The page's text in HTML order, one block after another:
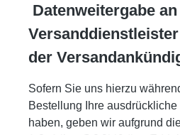
Datenweitergabe an
der
Sofern Sie uns hierzu
Bestellung Ihre
haben, geben wir aufgrund